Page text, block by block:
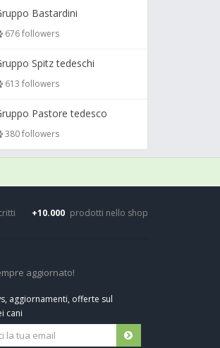
Bastardini
676 followers
Spitz tedeschi
613 followers
Pastore tedesco
380 followers
+10.000 prodotti nello shop
aggiornato!
aggiornamenti, offerte sul
cani